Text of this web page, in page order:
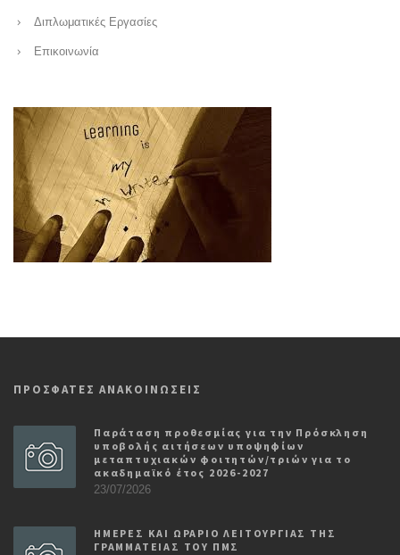
Διπλωματικές Εργασίες
Επικοινωνία
ΠΡΟΣΦΑΤΕΣ ΑΝΑΚΟΙΝΩΣΕΙΣ
Παράταση προθεσμίας για την Πρόσκληση
υποβολής αιτήσεων υποψηφίων
μεταπτυχιακών φοιτητών/τριών για το
ακαδημαϊκό έτος 2026-2027
23/07/2026
ΗΜΕΡΕΣ ΚΑΙ ΩΡΑΡΙΟ ΛΕΙΤΟΥΡΓΙΑΣ ΤΗΣ
ΓΡΑΜΜΑΤΕΙΑΣ ΤΟΥ ΠΜΣ